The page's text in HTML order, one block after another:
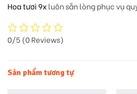
Hoa tươi 9xluôn sẵn lòng phục vụ
0/5(0 Reviews)
Sản phẩm tương tự